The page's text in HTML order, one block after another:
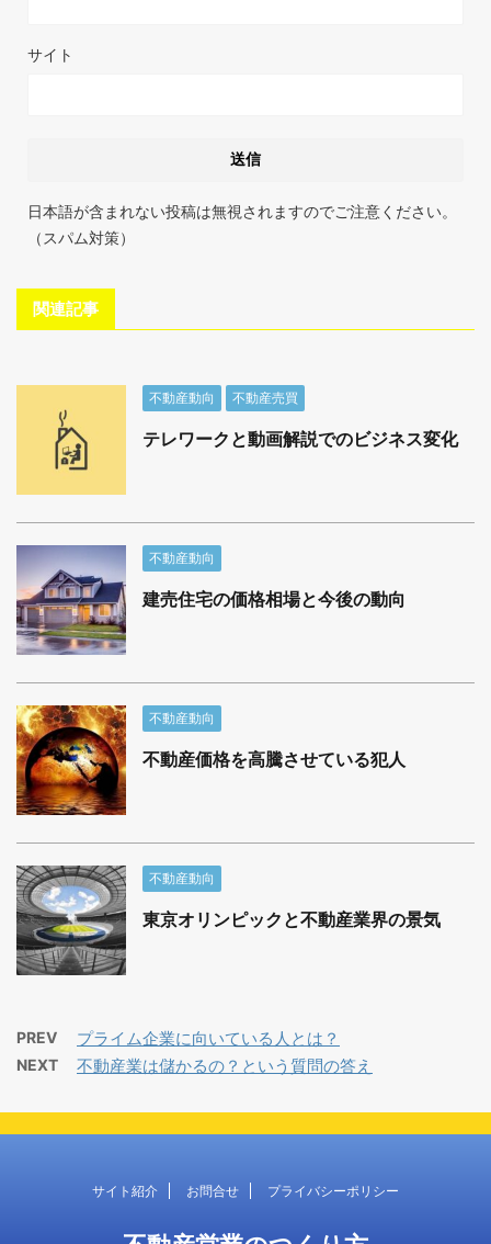
サイト
日本語が含まれない投稿は無視されますのでご注意ください。
（スパム対策）
関連記事
不動産動向 不動産売買
テレワークと動画解説でのビジネス変化
不動産動向
建売住宅の価格相場と今後の動向
不動産動向
不動産価格を高騰させている犯人
不動産動向
東京オリンピックと不動産業界の景気
PREV プライム企業に向いている人とは？
NEXT 不動産業は儲かるの？という質問の答え
サイト紹介 お問合せ プライバシーポリシー